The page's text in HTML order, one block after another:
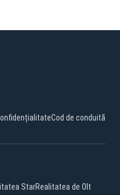
Cod de conduită
StarRealitatea de Olt